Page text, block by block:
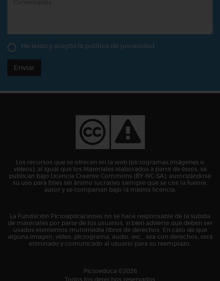
He leído y acepto la política de privacidad
Enviar
Los recursos que se ofrecen en la web (pictogramas,imágenes o
vídeos), al igual que los Materiales elaborados a partir de éstos, se
publican bajo Licencia Creative Commons (BY-NC-SA), autorizándose
su uso para fines sin ánimo lucrativo siempre que se cite la fuente,
autor y se compartan bajo la misma licencia.
La Fundación Pictoaplicaciones no se hace responsable de la subida
de materiales por parte de los usuarios, si bien advierte que deben ser
usados elementos multimedia libres de derechos. En caso de que
alguna imagen, vídeo, pictograma, audio, etc… sea con derechos, será
eliminado y comunicado al usuario para su reemplazo.
Pictoeduca ©2026
Todos los derechos reservados